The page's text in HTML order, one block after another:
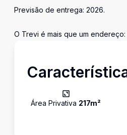
Previsão de entrega: 2026.
O Trevi é mais que um
Área Privativa 217m²